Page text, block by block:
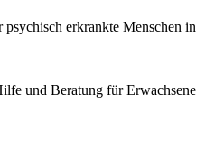
erkrankte Menschen in
und Beratung für Erwachsene